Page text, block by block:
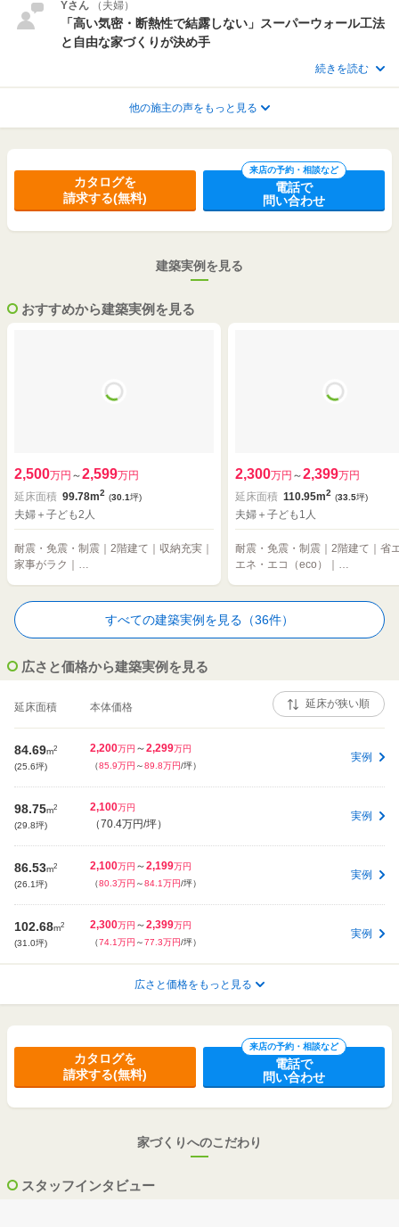
Yさん （夫婦）
「高い気密・断熱性で結露しない」スーパーウォール工法
と自由な家づくりが決め手
続きを読む
他の施主の声をもっと見る
カタログを
請求する(無料)
来店の予約・相談など
電話で
問い合わせ
建築実例を見る
おすすめから建築実例を見る
2,500万円 ～2,599万円
延床面積 99.78m2 (30.1坪)
夫婦＋子ども2人
耐震・免震・制震｜2階建て｜収納充実｜
家事がラク｜…
2,300万円 ～2,399万円
延床面積 110.95m2 (33.5坪)
夫婦＋子ども1人
耐震・免震・制震｜2階建て｜省
エネ・エコ（eco）｜…
すべての建築実例を見る（36件）
広さと価格から建築実例を見る
延床面積 本体価格
84.69m2
(25.6坪)
2,200万円 ～2,299万円
（85.9万円 ～89.8万円/坪）
実例
98.75m2
(29.8坪)
2,100万円
（70.4万円/坪）
実例
86.53m2
(26.1坪)
2,100万円 ～2,199万円
（80.3万円 ～84.1万円/坪）
実例
102.68m2
(31.0坪)
2,300万円 ～2,399万円
（74.1万円 ～77.3万円/坪）
実例
(33.5坪)
～2,399万円
116.48m
（ 79.5万円～
実例
(31.0坪) 80.5万円
広さと価格をもっと見る
カタログを
請求する(無料)
来店の予約・相談など
電話で
問い合わせ
家づくりへのこだわり
スタッフインタビュー